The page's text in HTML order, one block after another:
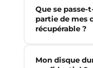
Que se
partie de mes
récupérable ?
Mon disque